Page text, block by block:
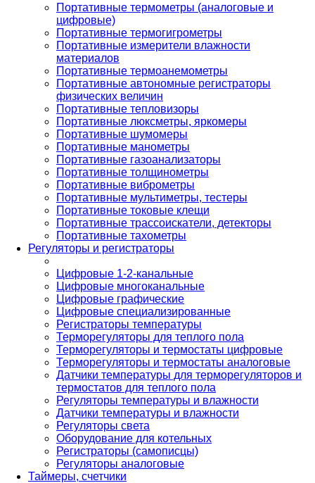
Портативные термометры (аналоговые и
цифровые)
Портативные термогигрометры
Портативные измерители влажности
материалов
Портативные термоанемометры
Портативные автономные регистраторы
физических величин
Портативные тепловизоры
Портативные люксметры, яркомеры
Портативные шумомеры
Портативные манометры
Портативные газоанализаторы
Портативные толщинометры
Портативные виброметры
Портативные мультиметры, тестеры
Портативные токовые клещи
Портативные трассоискатели, детекторы
Портативные тахометры
Регуляторы и регистраторы
Цифровые 1-2-канальные
Цифровые многоканальные
Цифровые графические
Цифровые специализированные
Регистраторы температуры
Терморегуляторы для теплого пола
Терморегуляторы и термостаты цифровые
Терморегуляторы и термостаты аналоговые
Датчики температуры для терморегуляторов и
термостатов для теплого пола
Регуляторы температуры и влажности
Датчики температуры и влажности
Регуляторы света
Оборудование для котельных
Регистраторы (самописцы)
Регуляторы аналоговые
Таймеры, счетчики